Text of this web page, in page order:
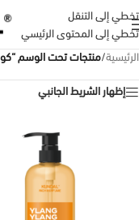
تخطي إلى التنقل
تخطي إلى المحتوى الرئيسي
الرئيسية/منتجات تحت الوسم
إظهار الشريط الجانبي